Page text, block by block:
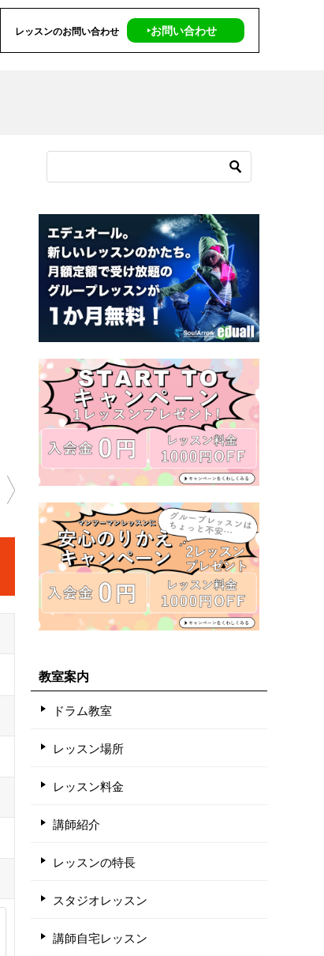
レッスンのお問い合わせ ‣お問い合わせ
教室案内
ドラム教室
レッスン場所
レッスン料金
講師紹介
レッスンの特長
スタジオレッスン
講師自宅レッスン